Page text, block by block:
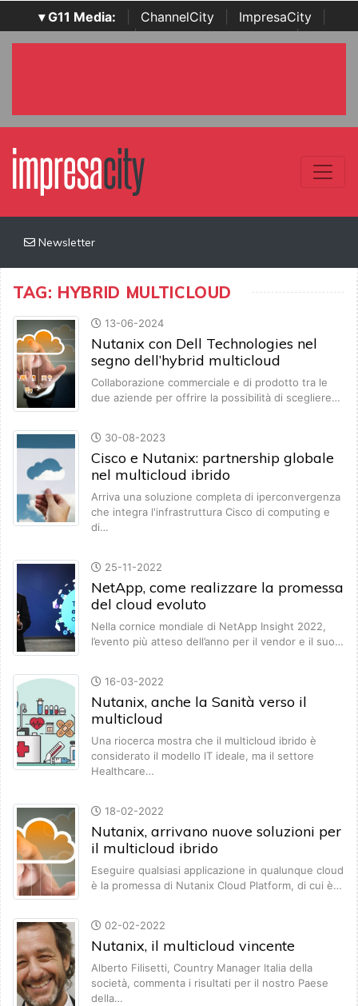
▾ G11 Media: ChannelCity ImpresaCity
SecurityOpenLab | Italian Channel Awards | Italian
Newsletter
TAG: HYBRID MULTICLOUD
13-06-2024
Nutanix con Dell Technologies nel
segno dell’hybrid multicloud
Collaborazione commerciale e di prodotto tra le
due aziende per offrire la possibilità di scegliere…
30-08-2023
Cisco e Nutanix: partnership globale
nel multicloud ibrido
Arriva una soluzione completa di iperconvergenza
che integra l'infrastruttura Cisco di computing e
di…
25-11-2022
NetApp, come realizzare la promessa
del cloud evoluto
Nella cornice mondiale di NetApp Insight 2022,
l’evento più atteso dell’anno per il vendor e il suo…
16-03-2022
Nutanix, anche la Sanità verso il
multicloud
Una riocerca mostra che il multicloud ibrido è
considerato il modello IT ideale, ma il settore
Healthcare…
18-02-2022
Nutanix, arrivano nuove soluzioni per
il multicloud ibrido
Eseguire qualsiasi applicazione in qualunque cloud
è la promessa di Nutanix Cloud Platform, di cui è…
02-02-2022
Nutanix, il multicloud vincente
Alberto Filisetti, Country Manager Italia della
società, commenta i risultati per il nostro Paese
della…